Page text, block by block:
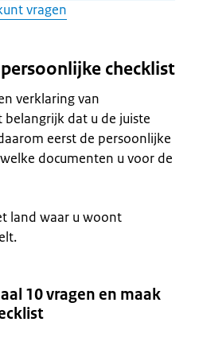
vragen
checklist
verklaring van
belangrijk dat u de juiste
eerst de persoonlijke
documenten u voor de
land waar u woont
10 vragen en maak